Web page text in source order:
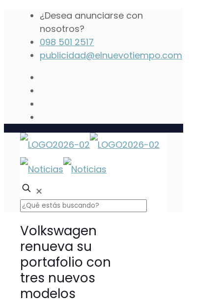
¿Desea anunciarse con
nosotros?
098 501 2517
publicidad@elnuevotiempo.com
✕
Volkswagen
renueva su
portafolio con
tres nuevos
modelos